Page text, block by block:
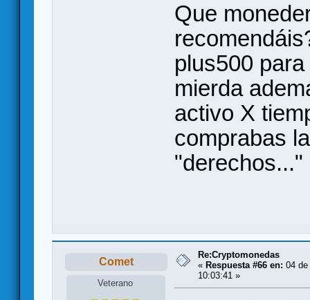
Que
plus500
mierda
activo X
comprabas
"derechos..."
Comet
Veterano
Re:Cryptomonedas
« Respuesta #66 en: 04
10:03:41 »